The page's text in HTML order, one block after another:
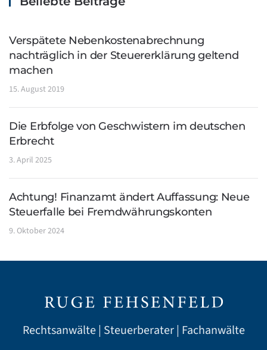
Verspätete Nebenkostenabrechnung
nachträglich in der Steuererklärung geltend
machen
15. August 2019
Die Erbfolge von Geschwistern im deutschen
Erbrecht
3. April 2025
Achtung! Finanzamt ändert Auffassung: Neue
Steuerfalle bei Fremdwährungskonten
9. Oktober 2024
Rechtsanwälte | Steuerberater | Fachanwälte